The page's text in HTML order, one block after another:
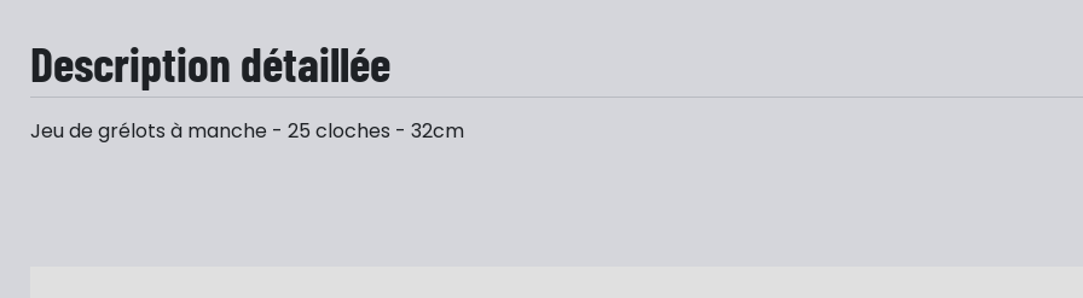
Description détaillée
Jeu de grélots à manche - 25 cloches - 32cm